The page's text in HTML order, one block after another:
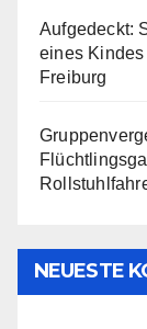
Aufgedeckt:
eines Kindes
Freiburg
NEUESTE